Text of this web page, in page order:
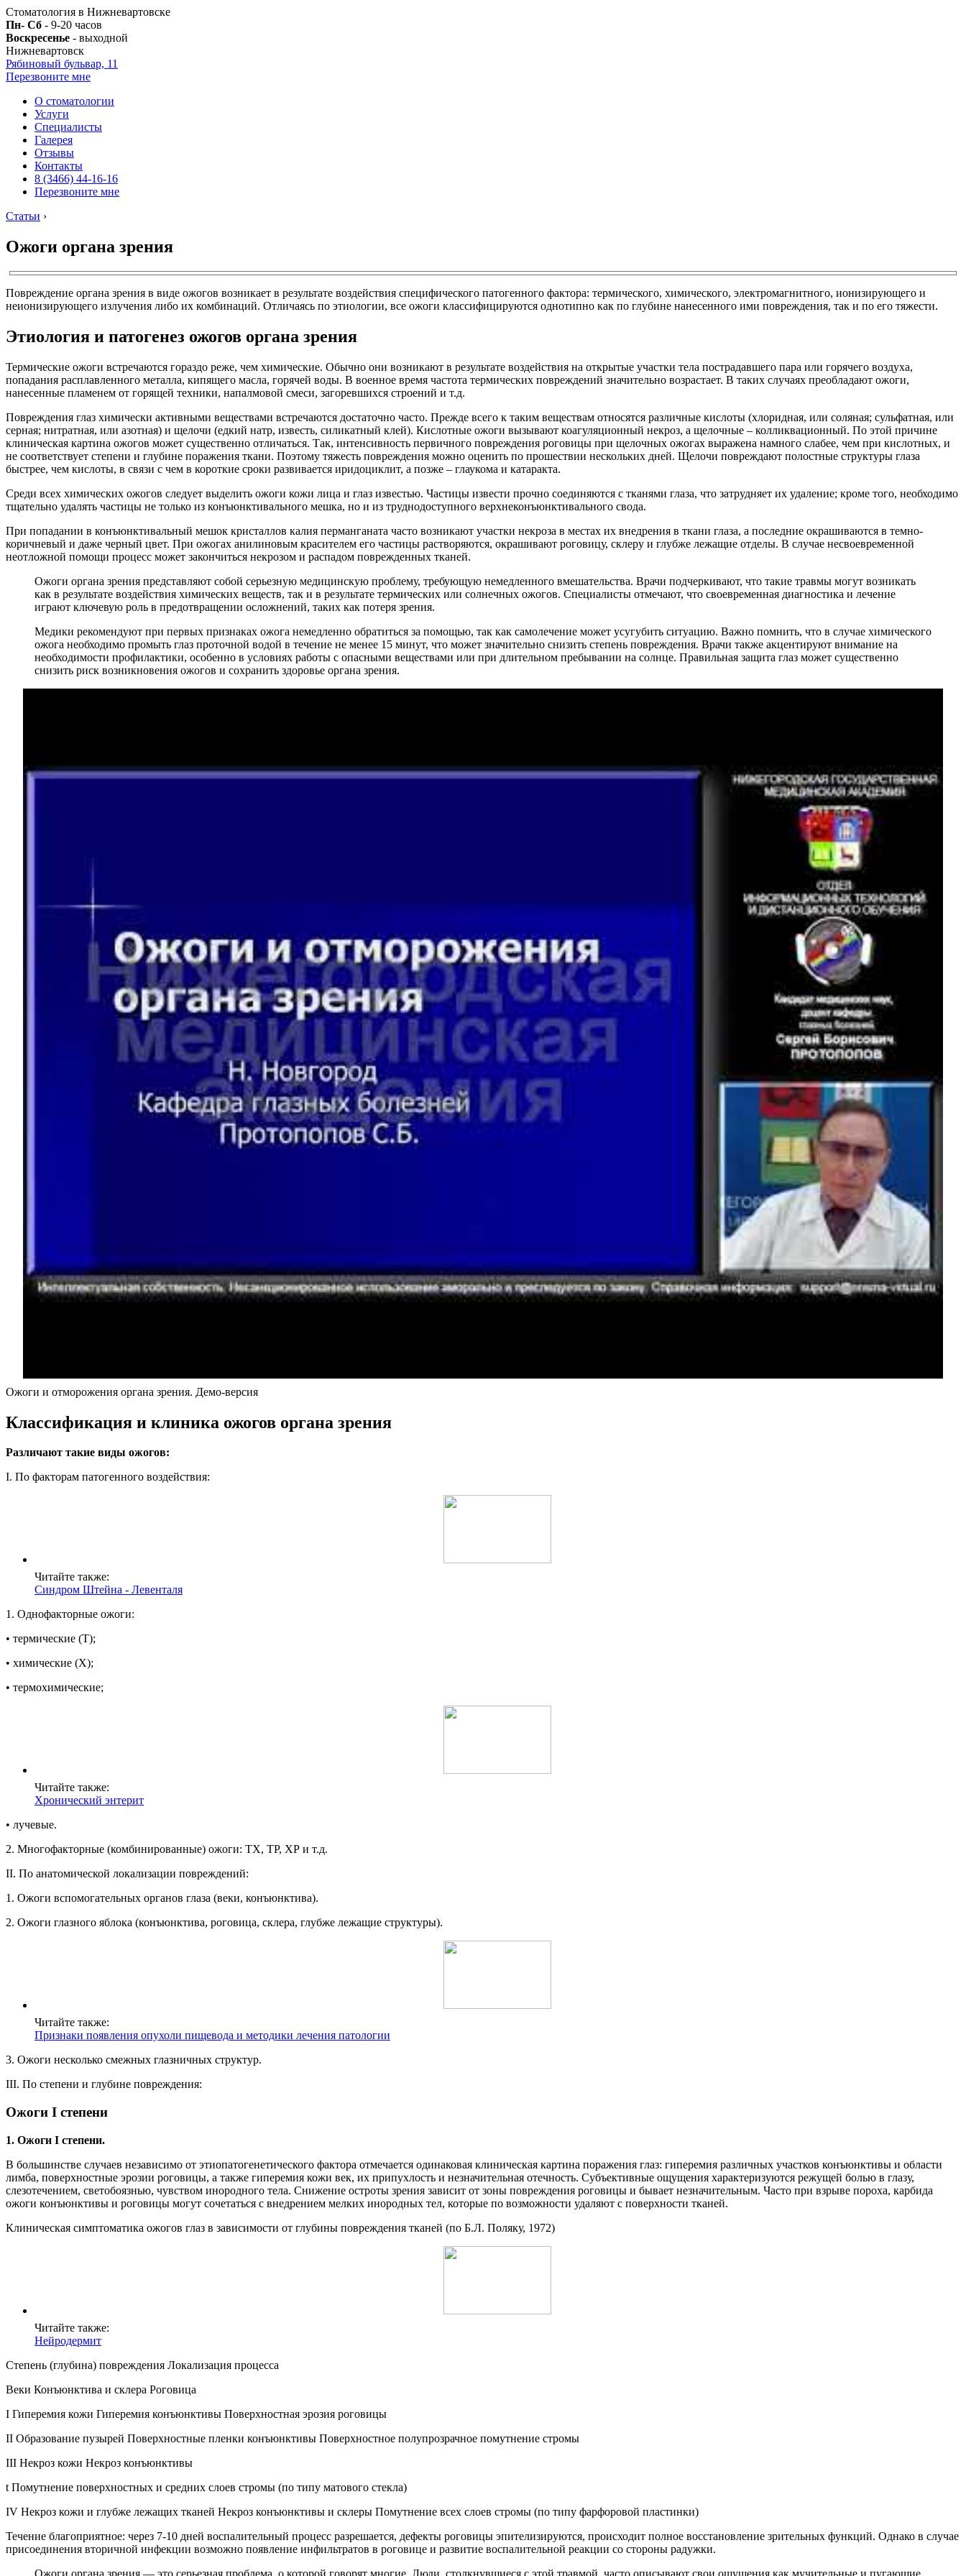
Стоматология в Нижневартовске
Пн- Сб - 9-20 часов
Воскресенье - выходной
Нижневартовск
Рябиновый бульвар, 11
Перезвоните мне
О стоматологии
Услуги
Специалисты
Галерея
Отзывы
Контакты
8 (3466) 44-16-16
Перезвоните мне
Статьи ›
Ожоги органа зрения
Повреждение органа зрения в виде ожогов возникает в результате воздействия специфического патогенного фактора: термического, химического, электромагнитного, ионизирующего и
неионизирующего излучения либо их комбинаций. Отличаясь по этиологии, все ожоги классифицируются однотипно как по глубине нанесенного ими повреждения, так и по его тяжести.
Этиология и патогенез ожогов органа зрения
Термические ожоги встречаются гораздо реже, чем химические. Обычно они возникают в результате воздействия на открытые участки тела пострадавшего пара или горячего воздуха,
попадания расплавленного металла, кипящего масла, горячей воды. В военное время частота термических повреждений значительно возрастает. В таких случаях преобладают ожоги,
нанесенные пламенем от горящей техники, напалмовой смеси, загоревшихся строений и т.д.
Повреждения глаз химически активными веществами встречаются достаточно часто. Прежде всего к таким веществам относятся различные кислоты (хлоридная, или соляная; сульфатная, или
серная; нитратная, или азотная) и щелочи (едкий натр, известь, силикатный клей). Кислотные ожоги вызывают коагуляционный некроз, а щелочные – колликвационный. По этой причине
клиническая картина ожогов может существенно отличаться. Так, интенсивность первичного повреждения роговицы при щелочных ожогах выражена намного слабее, чем при кислотных, и
не соответствует степени и глубине поражения ткани. Поэтому тяжесть повреждения можно оценить по прошествии нескольких дней. Щелочи повреждают полостные структуры глаза
быстрее, чем кислоты, в связи с чем в короткие сроки развивается иридоциклит, а позже – глаукома и катаракта.
Среди всех химических ожогов следует выделить ожоги кожи лица и глаз известью. Частицы извести прочно соединяются с тканями глаза, что затрудняет их удаление; кроме того, необходимо
тщательно удалять частицы не только из конъюнктивального мешка, но и из труднодоступного верхнеконъюнктивального свода.
При попадании в конъюнктивальный мешок кристаллов калия перманганата часто возникают участки некроза в местах их внедрения в ткани глаза, а последние окрашиваются в темно-
коричневый и даже черный цвет. При ожогах анилиновым красителем его частицы растворяются, окрашивают роговицу, склеру и глубже лежащие отделы. В случае несвоевременной
неотложной помощи процесс может закончиться некрозом и распадом поврежденных тканей.
Ожоги органа зрения представляют собой серьезную медицинскую проблему, требующую немедленного вмешательства. Врачи подчеркивают, что такие травмы могут возникать
как в результате воздействия химических веществ, так и в результате термических или солнечных ожогов. Специалисты отмечают, что своевременная диагностика и лечение
играют ключевую роль в предотвращении осложнений, таких как потеря зрения.
Медики рекомендуют при первых признаках ожога немедленно обратиться за помощью, так как самолечение может усугубить ситуацию. Важно помнить, что в случае химического
ожога необходимо промыть глаз проточной водой в течение не менее 15 минут, что может значительно снизить степень повреждения. Врачи также акцентируют внимание на
необходимости профилактики, особенно в условиях работы с опасными веществами или при длительном пребывании на солнце. Правильная защита глаз может существенно
снизить риск возникновения ожогов и сохранить здоровье органа зрения.
Ожоги и отморожения органа зрения. Демо-версия
Классификация и клиника ожогов органа зрения
Различают такие виды ожогов:
I. По факторам патогенного воздействия:
Читайте также:
Синдром Штейна - Левенталя
1. Однофакторные ожоги:
• термические (Т);
• химические (X);
• термохимические;
Читайте также:
Хронический энтерит
• лучевые.
2. Многофакторные (комбинированные) ожоги: ТХ, TP, ХР и т.д.
II. По анатомической локализации повреждений:
1. Ожоги вспомогательных органов глаза (веки, конъюнктива).
2. Ожоги глазного яблока (конъюнктива, роговица, склера, глубже лежащие структуры).
Читайте также:
Признаки появления опухоли пищевода и методики лечения патологии
3. Ожоги несколько смежных глазничных структур.
III. По степени и глубине повреждения:
Ожоги I степени
1. Ожоги I степени.
В большинстве случаев независимо от этиопатогенетического фактора отмечается одинаковая клиническая картина поражения глаз: гиперемия различных участков конъюнктивы и области
лимба, поверхностные эрозии роговицы, а также гиперемия кожи век, их припухлость и незначительная отечность. Субъективные ощущения характеризуются режущей болью в глазу,
слезотечением, светобоязнью, чувством инородного тела. Снижение остроты зрения зависит от зоны повреждения роговицы и бывает незначительным. Часто при взрыве пороха, карбида
ожоги конъюнктивы и роговицы могут сочетаться с внедрением мелких инородных тел, которые по возможности удаляют с поверхности тканей.
Клиническая симптоматика ожогов глаз в зависимости от глубины повреждения тканей (по Б.Л. Поляку, 1972)
Читайте также:
Нейродермит
Степень (глубина) повреждения Локализация процесса
Веки Конъюнктива и склера Роговица
I Гиперемия кожи Гиперемия конъюнктивы Поверхностная эрозия роговицы
II Образование пузырей Поверхностные пленки конъюнктивы Поверхностное полупрозрачное помутнение стромы
III Некроз кожи Некроз конъюнктивы
t Помутнение поверхностных и средних слоев стромы (по типу матового стекла)
IV Некроз кожи и глубже лежащих тканей Некроз конъюнктивы и склеры Помутнение всех слоев стромы (по типу фарфоровой пластинки)
Течение благоприятное: через 7-10 дней воспалительный процесс разрешается, дефекты роговицы эпителизируются, происходит полное восстановление зрительных функций. Однако в случае
присоединения вторичной инфекции возможно появление инфильтратов в роговице и развитие воспалительной реакции со стороны радужки.
Ожоги органа зрения — это серьезная проблема, о которой говорят многие. Люди, столкнувшиеся с этой травмой, часто описывают свои ощущения как мучительные и пугающие.